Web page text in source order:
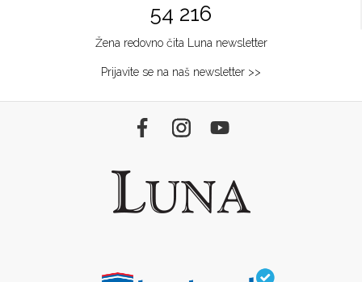
54 216
Žena redovno čita Luna newsletter
Prijavite se na naš newsletter >>